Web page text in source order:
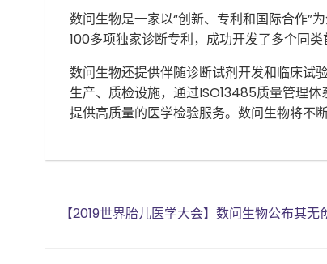
数问生物是一家以“创新、专利和国际合作”
100多项独家诊断专利，成功开发了多个同
数问生物还提供伴随诊断试剂开发和临床试
生产、质检设施，通过ISO13485质量管理
提供高质量的医学检验服务。数问生物将不
Post
【2019世界胎儿医学大会】数问生物公布其